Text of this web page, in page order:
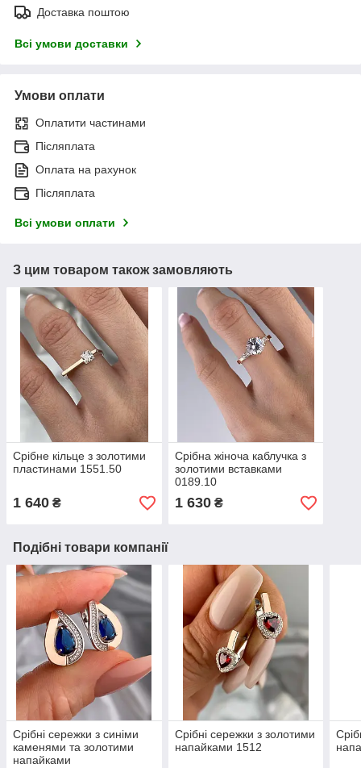
Доставка поштою
Всі умови доставки
Умови оплати
Оплатити частинами
Післяплата
Оплата на рахунок
Післяплата
Всі умови оплати
З цим товаром також замовляють
Срібне кільце з золотими
пластинами 1551.50
1 640 ₴
Срібна жіноча каблучка з
золотими вставками
0189.10
1 630₴
Подібні товари компанії
Срібні сережки з синіми
каменями та золотими
напайками
Срібні сережки з золотими
напайками 1512